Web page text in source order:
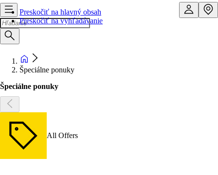
Preskočiť na hlavný obsah
Preskočiť na vyhľadávanie
Špeciálne ponuky
Špeciálne ponuky
All Offers